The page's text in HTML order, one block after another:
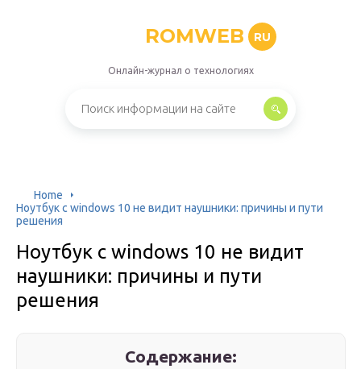
ROMWEB RU
Онлайн-журнал о технологиях
Home
Ноутбук с windows 10 не видит наушники: причины и пути
решения
Ноутбук с windows 10 не видит
наушники: причины и пути
решения
Содержание: